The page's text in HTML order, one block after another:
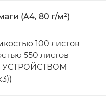
(A4, 80 г/м²)
100 листов
550 листов
УСТРОЙСТВОМ